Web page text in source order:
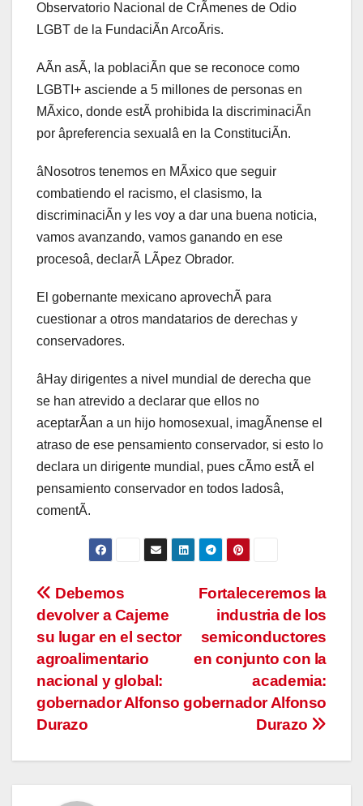
Observatorio Nacional de CrÃmenes de Odio
LGBT de la FundaciÃn ArcoÃris.
AÃn asÃ, la poblaciÃn que se reconoce como
LGBTI+ asciende a 5 millones de personas en
MÃxico, donde estÃ prohibida la discriminaciÃn
por âpreferencia sexualâ en la ConstituciÃn.
âNosotros tenemos en MÃxico que seguir
combatiendo el racismo, el clasismo, la
discriminaciÃn y les voy a dar una buena noticia,
vamos avanzando, vamos ganando en ese
procesoâ, declarÃ LÃpez Obrador.
El gobernante mexicano aprovechÃ para
cuestionar a otros mandatarios de derechas y
conservadores.
âHay dirigentes a nivel mundial de derecha que
se han atrevido a declarar que ellos no
aceptarÃan a un hijo homosexual, imagÃnense el
atraso de ese pensamiento conservador, si esto lo
declara un dirigente mundial, pues cÃmo estÃ el
pensamiento conservador en todos ladosâ,
comentÃ.
Navegación
de
entradas
Fortaleceremos la
industria de los
semiconductores
en conjunto con la
academia:
gobernador Alfonso
Durazo
Debemos
devolver a Cajeme
su lugar en el sector
agroalimentario
nacional y global:
gobernador Alfonso
Durazo